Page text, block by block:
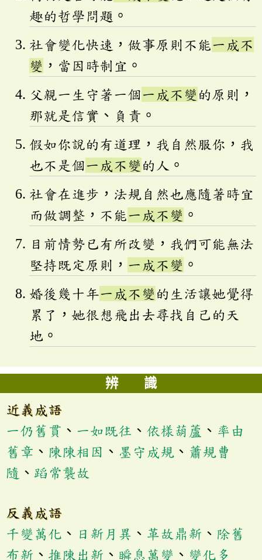
趣的哲學問題。
社會變化快速，做事原則不能一成不
變 ，當因時制宜。
父親一生守著一個一成不變 的原則，
那就是信實、負責。
假如你說的有道理，我自然服你，我
也不是個一成不變 的人。
社會在進步，法規自然也應隨著時宜
而做調整，不能一成不變 。
目前情勢已有所改變，我們可能無法
堅持既定原則， 一成不變 。
婚後幾十年一成不變 的生活讓她覺得
累了，她很想飛出去尋找自己的天
地。
辨 識
近義成語
一仍舊貫 、 一如既往 、 依樣葫蘆 、 率由
舊章 、 陳陳相因 、 墨守成規 、 蕭規曹
隨 、 蹈常襲故
反義成語
千變萬化 、 日新月異 、 革故鼎新 、 除舊
布新 、 推陳出新 、 瞬息萬變 、 變化多